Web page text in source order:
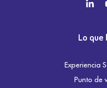
Lo que
Experiencia
Punto de